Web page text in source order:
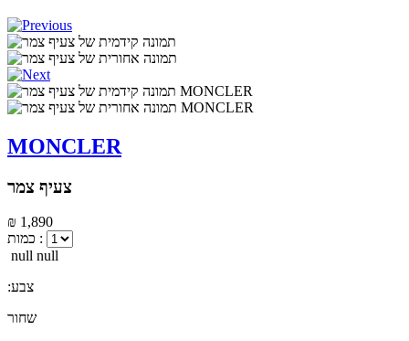
MONCLER
צעיף צמר
₪ 1,890
כמות :
null null
:צבע
שחור